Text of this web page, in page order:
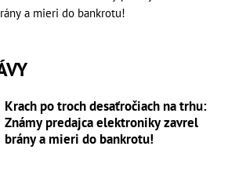
a mieri do bankrotu!
Krach po troch desaťročiach na trhu:
Známy predajca elektroniky zavrel
brány a mieri do bankrotu!